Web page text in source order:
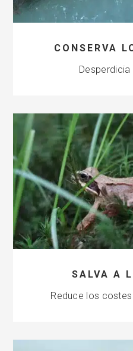
CONSERVA
SALVA A
Reduce los